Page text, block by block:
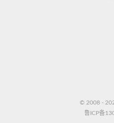
© 2008 -
鲁ICP备